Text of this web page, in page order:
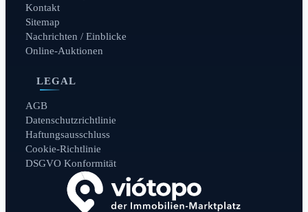
Kontakt
Sitemap
Nachrichten / Einblicke
Online-Auktionen
LEGAL
AGB
Datenschutzrichtlinie
Haftungsausschluss
Cookie-Richtlinie
DSGVO Konformität